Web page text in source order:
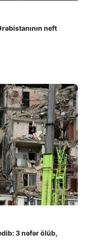
neft
3 nəfər ölüb,